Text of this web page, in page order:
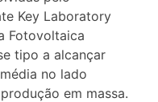
Key Laboratory
Fotovoltaica
tipo a alcançar
no lado
em massa.